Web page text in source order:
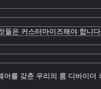
들은 커스터마이즈해야 합니
를 갖춘 우리의 룸 디바이